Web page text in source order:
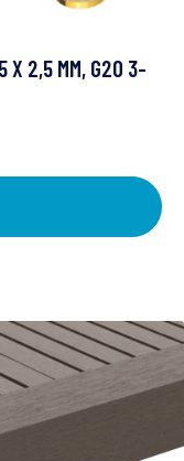
X 2,5 MM, G20 3-